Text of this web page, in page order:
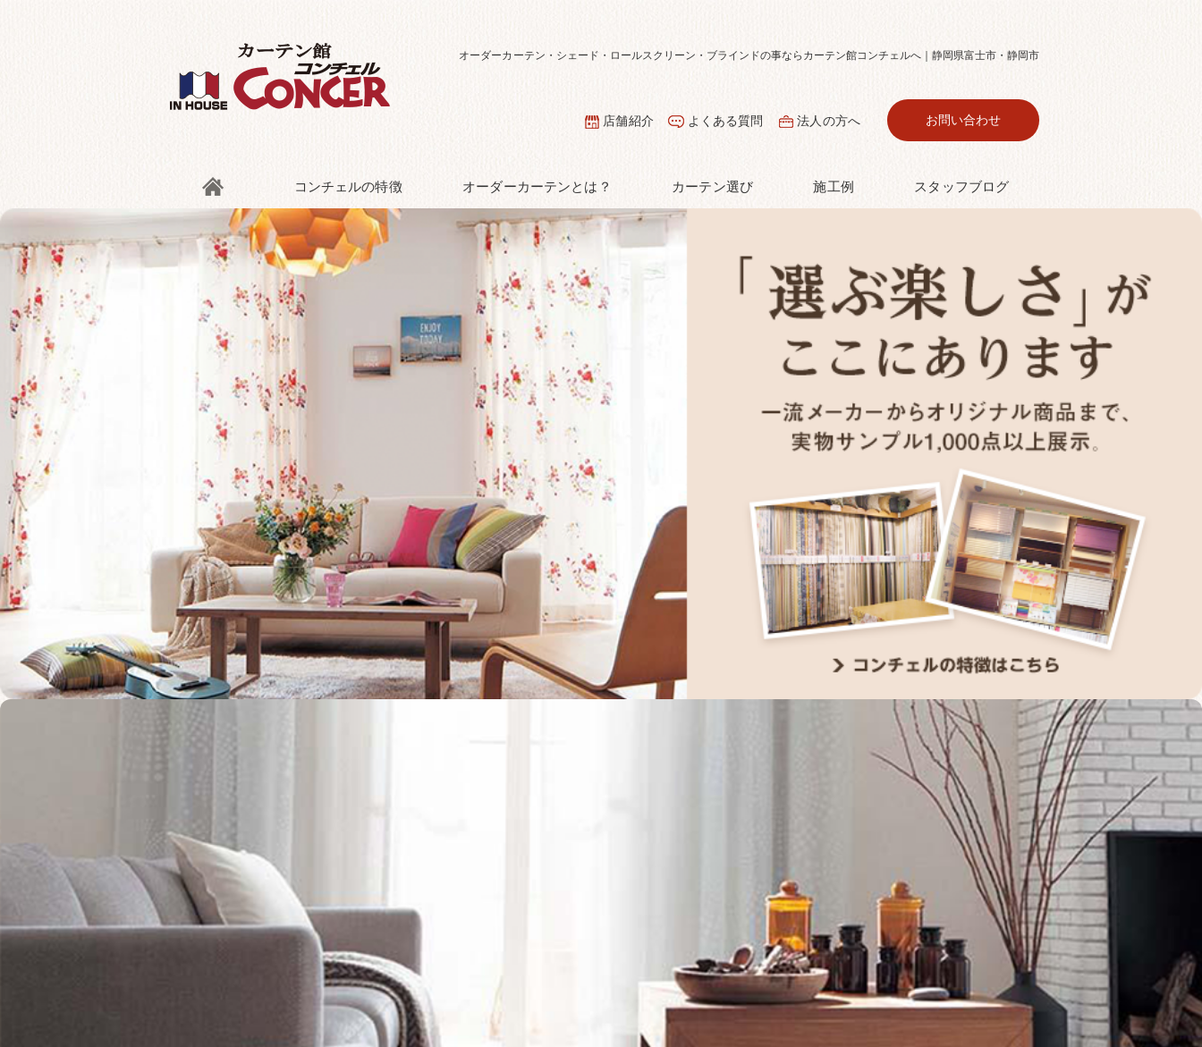
オーダーカーテン・シェード・ロールスクリーン・ブラインドの事ならカーテン館コンチェルへ｜静岡県富士市・静岡市
店舗紹介 よくある質問 法⼈の⽅へ お問い合わせ
コンチェルの特徴 オーダーカーテンとは？ カーテン選び 施⼯例 スタッフブログ